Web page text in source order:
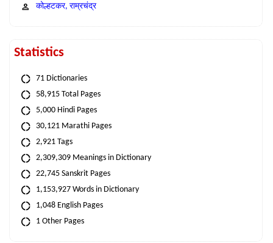
कोल्हटकर, राम्रचंद्र
Statistics
71 Dictionaries
58,915 Total Pages
5,000 Hindi Pages
30,121 Marathi Pages
2,921 Tags
2,309,309 Meanings in Dictionary
22,745 Sanskrit Pages
1,153,927 Words in Dictionary
1,048 English Pages
1 Other Pages